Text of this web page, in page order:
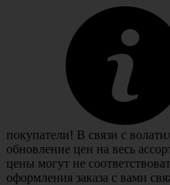
покупатели! В связи с
обновление цен на весь
цены могут не
оформления заказа с вами